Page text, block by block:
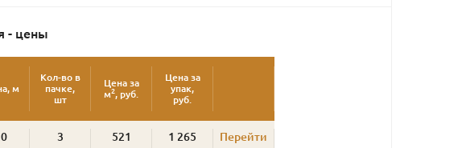
- цены
м
Кол-во в
пачке,
шт
Цена за
м2, руб.
Цена за
упак,
руб.
3 521 1 265 Перейти